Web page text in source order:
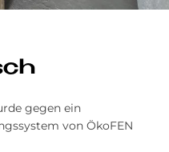
gegen ein
von ÖkoFEN